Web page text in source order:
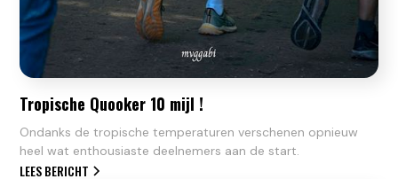
Tropische Quooker 10 mijl !
Ondanks de tropische temperaturen verschenen opnieuw
heel wat enthousiaste deelnemers aan de start.
LEES BERICHT